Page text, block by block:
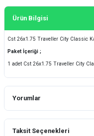
Ürün Bilgisi
Cst 26x1.75 Traveller City Classic
Paket İçeriği ;
1 adet Cst 26x1.75 Traveller City
Yorumlar
Taksit Seçenekleri